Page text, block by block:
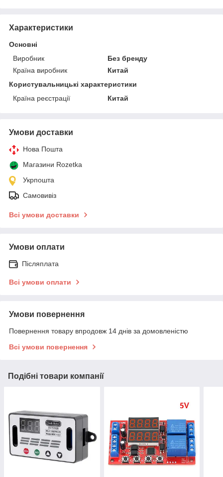
Характеристики
Основні
Виробник
Без бренду
Країна виробник
Китай
Користувальницькі характеристики
Країна реєстрації
Китай
Умови доставки
Нова Пошта
Магазини Rozetka
Укрпошта
Самовивіз
Всі умови доставки
Умови оплати
Післяплата
Всі умови оплати
Умови повернення
Повернення товару впродовж 14 днів за домовленістю
Всі умови повернення
Подібні товари компанії